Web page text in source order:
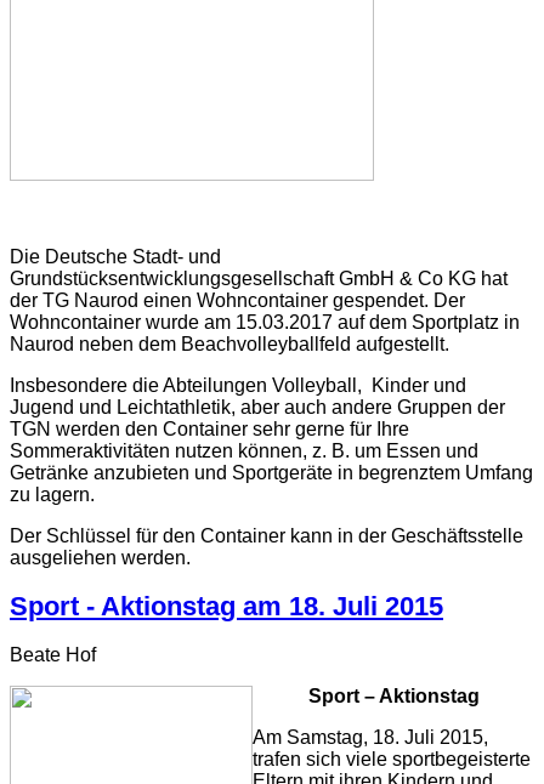
Die Deutsche Stadt- und
Grundstücksentwicklungsgesellschaft GmbH & Co KG hat
der TG Naurod einen Wohncontainer gespendet. Der
Wohncontainer wurde am 15.03.2017 auf dem Sportplatz in
Naurod neben dem Beachvolleyballfeld aufgestellt.
Insbesondere die Abteilungen Volleyball, Kinder und
Jugend und Leichtathletik, aber auch andere Gruppen der
TGN werden den Container sehr gerne für Ihre
Sommeraktivitäten nutzen können, z. B. um Essen und
Getränke anzubieten und Sportgeräte in begrenztem Umfang
zu lagern.
Der Schlüssel für den Container kann in der Geschäftsstelle
ausgeliehen werden.
Sport - Aktionstag am 18. Juli 2015
Beate Hof
Sport – Aktionstag
Am Samstag, 18. Juli 2015,
trafen sich viele sportbegeisterte